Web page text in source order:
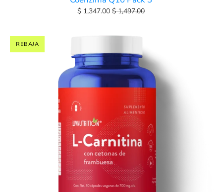
$ 1,347.00 $ 1,497.00
REBAJA